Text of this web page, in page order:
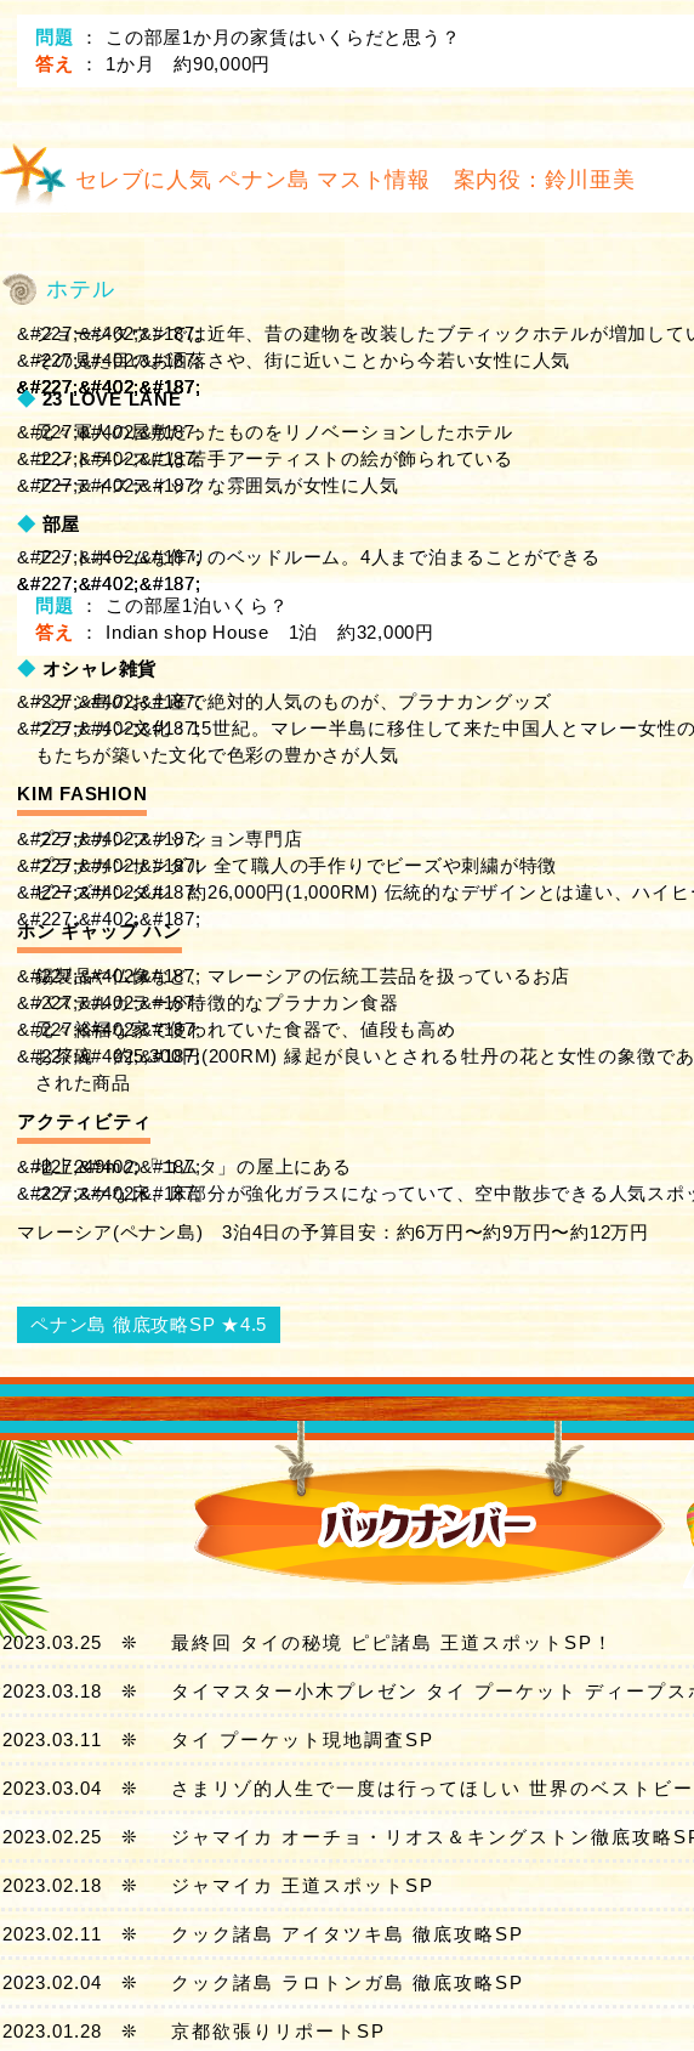
問題 ：
この部屋1か月の家賃はいくらだと思う？
答え
： 1か月 約90,000円
セレブに人気 ペナン島 マスト情報 案内役：鈴川亜美
ホテル
ジョージタウンでは近年、昔の建物を改装したブティックホテルが増加して
その見た目のお洒落さや、街に近いことから今若い女性に人気
◆23 LOVE LANE
元々軍人の屋敷だったものをリノベーションしたホテル
エントランスには若手アーティストの絵が飾られている
アーティスティックな雰囲気が女性に人気
◆部屋
アットホームな作りのベッドルーム。4人まで泊まることができる
問題 ：
この部屋1泊いくら？
答え
：
Indian shop House 1泊 約32,000円
◆ オシャレ雑貨
ペナン島のお土産で絶対的人気のものが、プラナカングッズ
プラナカン文化：15世紀。マレー半島に移住して来た中国人とマレー女性
もたちが築いた文化で色彩の豊かさが人気
KIM FASHION
プラナカンファッション専門店
プラナカンサンダル 全て職人の手作りでビーズや刺繍が特徴
ビーズサンダル 約26,000円(1,000RM) 伝統的なデザインとは違い、ハイヒ
ホン ギャップ ハン
錫製品や仏像など、マレーシアの伝統工芸品を扱っているお店
パステルカラーが特徴的なプラナカン食器
元々裕福な家で使われていた食器で、値段も高め
お茶碗 約5,300円(200RM) 縁起が良いとされる牡丹の花と女性の象徴で
された商品
アクティビティ
地上249mの「コムタ」の屋上にある
スケスケな床、床部分が強化ガラスになっていて、空中散歩できる人気スポ
マレーシア(ペナン島) 3泊4日の予算目安：約6万円〜約9万円〜約12万円
ペナン島 徹底攻略SP ★4.5
2023.03.25 ❊ 最終回 タイの秘境 ピピ諸島 王道スポットSP！
2023.03.18 ❊ タイマスター小木プレゼン タイ プーケット ディープス
2023.03.11 ❊ タイ プーケット現地調査SP
2023.03.04 ❊ さまリゾ的人生で一度は行ってほしい 世界のベストビ
2023.02.25❊ ジャマイカ オーチョ・リオス＆キングストン徹底攻略
2023.02.18 ❊ ジャマイカ 王道スポットSP
2023.02.11 ❊ クック諸島 アイタツキ島 徹底攻略SP
2023.02.04 ❊ クック諸島 ラロトンガ島 徹底攻略SP
2023.01.28 ❊ 京都欲張りリポートSP